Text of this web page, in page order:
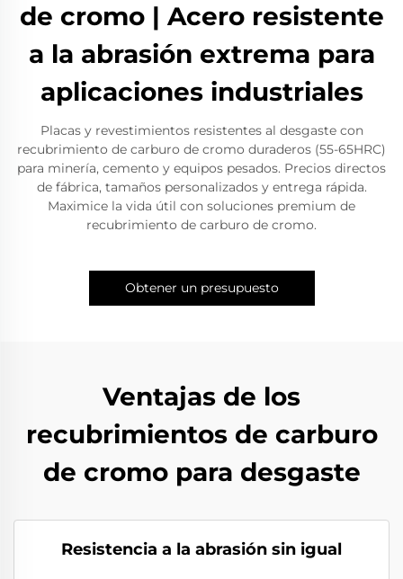
de cromo | Acero resistente
a la abrasión extrema para
aplicaciones industriales
Placas y revestimientos resistentes al desgaste con
recubrimiento de carburo de cromo duraderos (55-65HRC)
para minería, cemento y equipos pesados. Precios directos
de fábrica, tamaños personalizados y entrega rápida.
Maximice la vida útil con soluciones premium de
recubrimiento de carburo de cromo.​
Obtener un presupuesto
Ventajas de los
recubrimientos de carburo
de cromo para desgaste
Resistencia a la abrasión sin igual